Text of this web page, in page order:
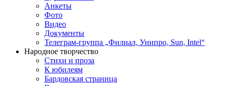
Анкеты
Фото
Видео
Документы
Телеграм-группа „Филиал, Унипро, Sun, Intel“
Народное творчество
Стихи и проза
К юбилеям
Бардовская страница